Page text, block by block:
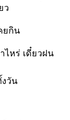
ว
ยกิน
ไหร่ เดี๋ยวฝน
วัน